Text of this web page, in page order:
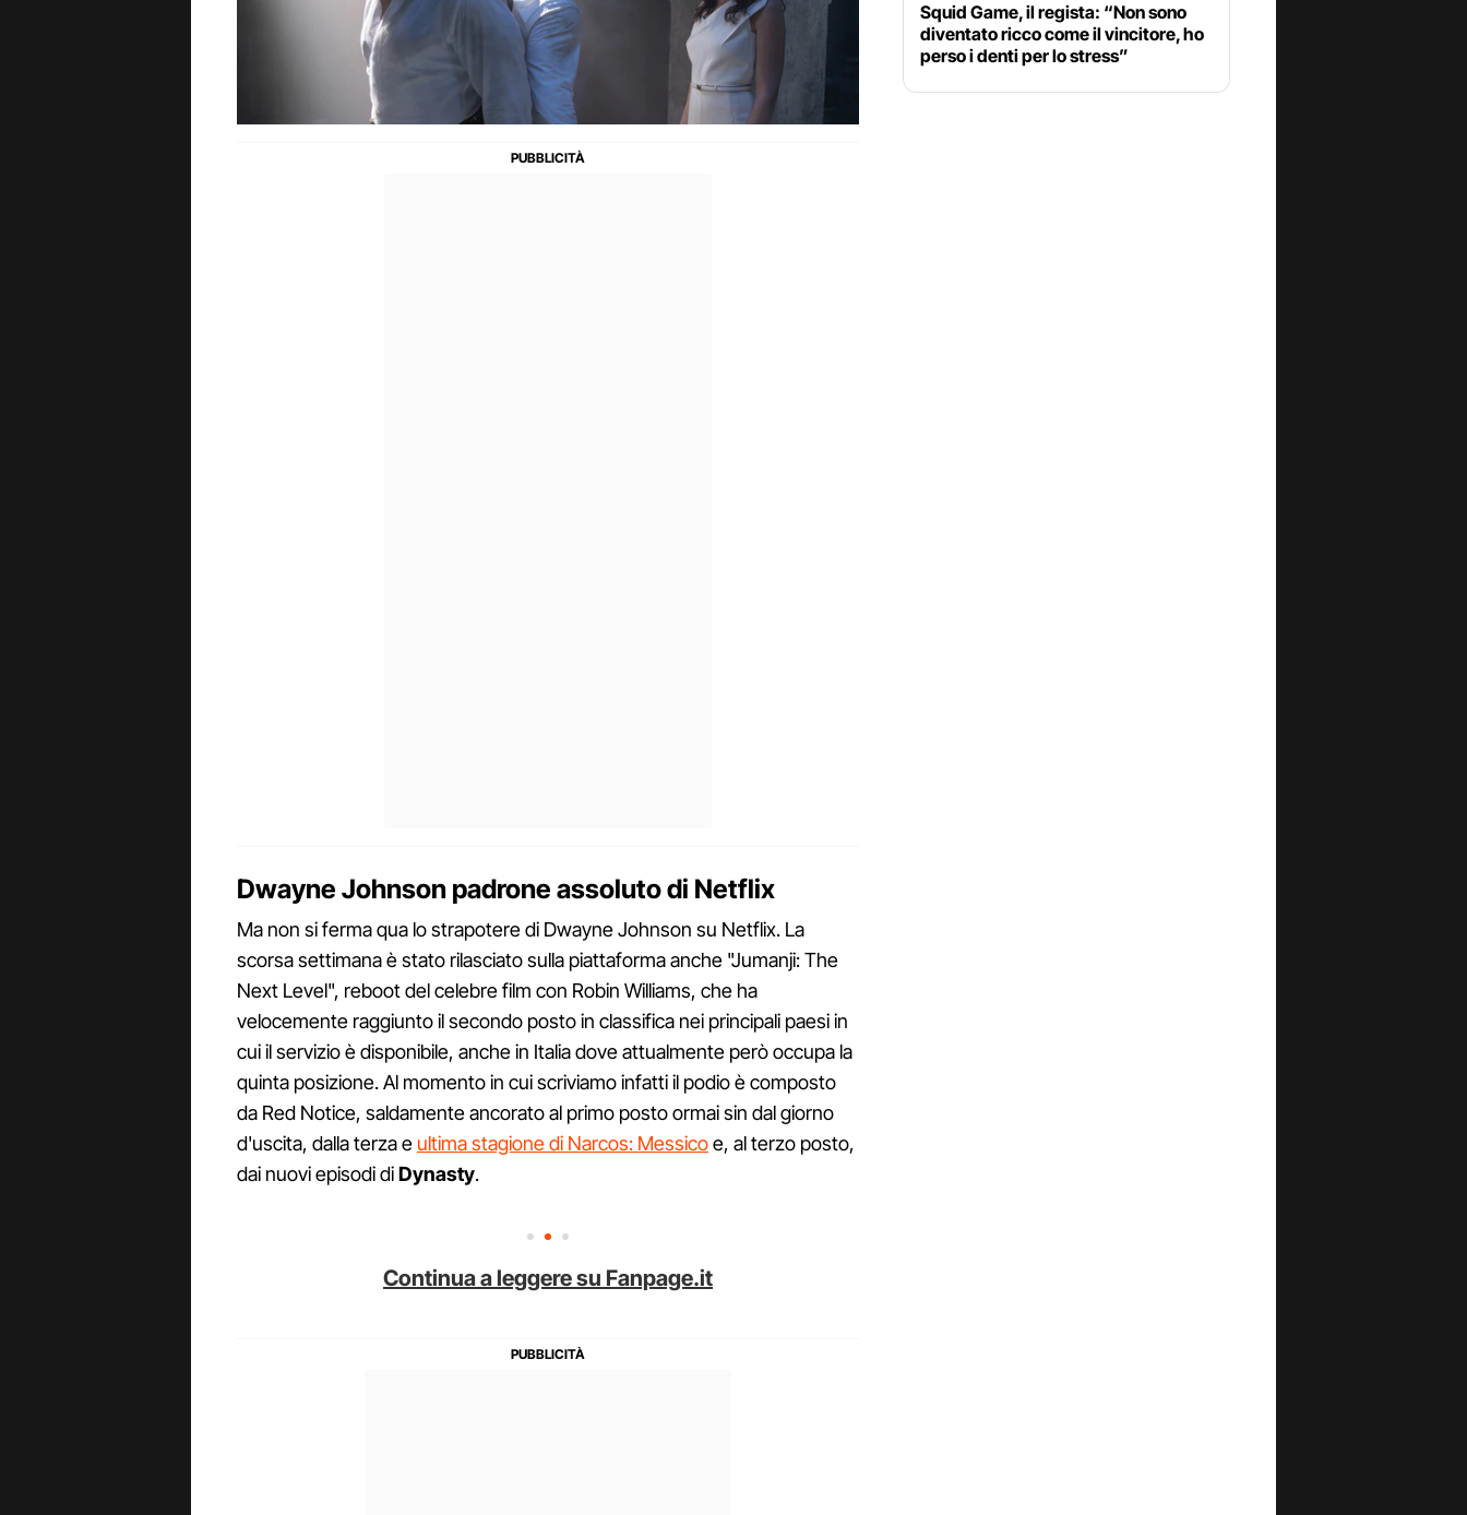
Dwayne Johnson padrone assoluto di Netflix
Ma non si ferma qua lo strapotere di Dwayne Johnson su Netflix. La
scorsa settimana è stato rilasciato sulla piattaforma anche "Jumanji: The
Next Level", reboot del celebre film con Robin Williams, che ha
velocemente raggiunto il secondo posto in classifica nei principali paesi in
cui il servizio è disponibile, anche in Italia dove attualmente però occupa la
quinta posizione. Al momento in cui scriviamo infatti il podio è composto
da Red Notice, saldamente ancorato al primo posto ormai sin dal giorno
d'uscita, dalla terza e ultima stagione di Narcos: Messicoe, al terzo posto,
dai nuovi episodi diDynasty.
Continua a leggere su Fanpage.it
Squid Game, il regista: “Non sono
diventato ricco come il vincitore, ho
perso i denti per lo stress”